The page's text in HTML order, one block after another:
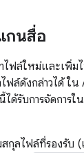
กนสื่อ
ฟล์ใหม่และเพิ่
ฟล์ดังกล่าวได้ ใ
ด้รับการจัดการใ
กุลไฟล์ที่รองรับ